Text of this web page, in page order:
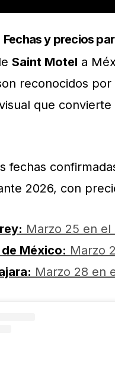
Fechas y precios
Saint Motel a
reconocidos
que
fechas
2026, con
Marzo 25 en
México: Marzo
Marzo 28 en